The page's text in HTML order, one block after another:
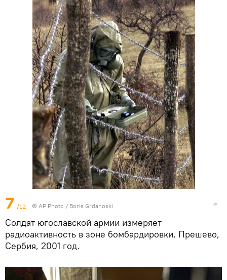
7 /12 © AP Photo / Boris Grdanoski
Cолдат югославской армии измеряет
радиоактивность в зоне бомбардировки, Прешево,
Сербия, 2001 год.